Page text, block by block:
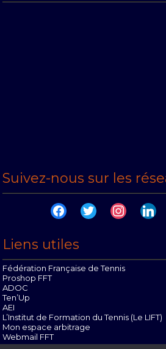
Suivez-nous sur les
facebooktwitter instagram
Liens utiles
Fédération Française de Tennis
Proshop FFT
ADOC
Ten’Up
AEI
L’Institut de Formation du Tennis (Le LIFT)
Mon espace arbitrage
Webmail FFT